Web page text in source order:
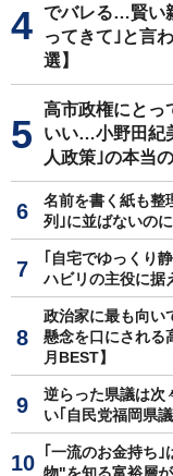
でバレる…賢い
ってきて｣と言
選】
高市政権にとっ
いい…小野田紀
人政策｣の本当
名前を書く紙も整
列｣に並ばないの
｢自宅でゆっくり
ハビリの主役に据
政治家に最も向い
懸念を口にされる
月BEST】
逆らった県議は次
い｢自民党福岡県
｢一流のお金持ち